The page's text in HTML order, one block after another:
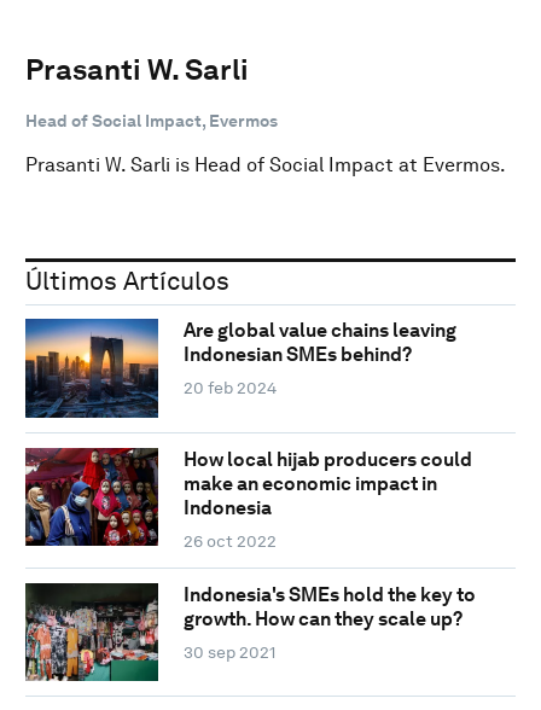
Prasanti W. Sarli
Head of Social Impact, Evermos
Prasanti W. Sarli is Head of Social Impact at Evermos.
Últimos Artículos
Are global value chains leaving
Indonesian SMEs behind?
20 feb 2024
How local hijab producers could
make an economic impact in
Indonesia
26 oct 2022
Indonesia's SMEs hold the key to
growth. How can they scale up?
30 sep 2021